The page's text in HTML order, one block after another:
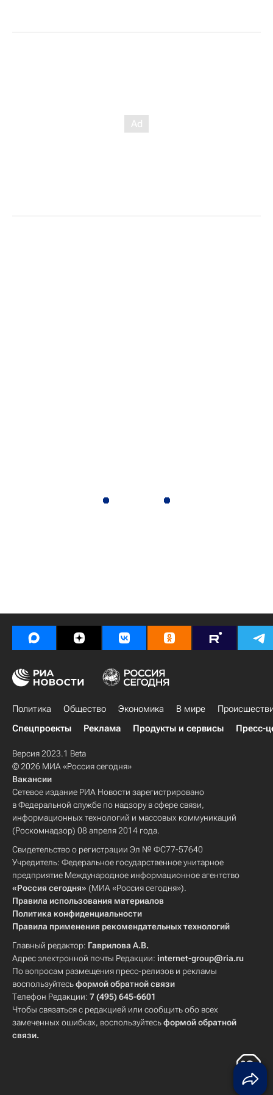
Политика Общество Экономика В мире
Спецпроекты
Реклама Продукты и сервисы Пресс-
Версия 2023.1 Beta
© 2026 МИА «Россия сегодня»
Вакансии
Сетевое издание РИА Новости зарегистрировано
в Федеральной службе по надзору в сфере связи,
информационных технологий и массовых коммуникаций
(Роскомнадзор) 08 апреля 2014 года.
Свидетельство о регистрации Эл № ФС77-57640
Учредитель: Федеральное государственное унитарное
предприятие Международное информационное агентство
«Россия сегодня» (МИА «Россия сегодня»).
Правила использования материалов
Политика конфиденциальности
Правила применения рекомендательных технологий
Главный редактор: Гаврилова А.В.
Адрес электронной почты Редакции: internet-group@ria.ru
По вопросам размещения пресс-релизов и рекламы
воспользуйтесьформой обратной связи
Телефон Редакции: 7 (495) 645-6601
Чтобы связаться с редакцией или сообщить обо всех
замеченных ошибках, воспользуйтесьформой обратной
связи.